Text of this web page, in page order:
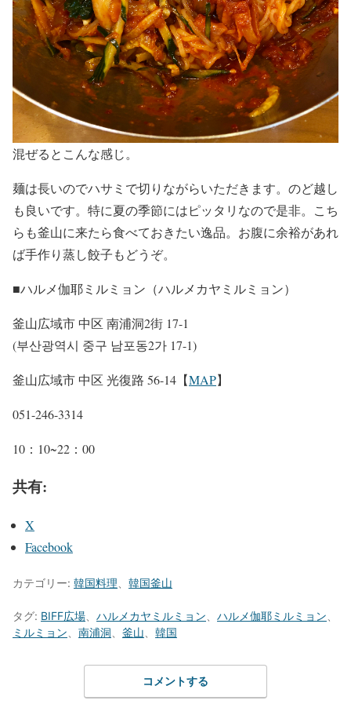
混ぜるとこんな感じ。
麺は長いのでハサミで切りながらいただきます。のど越し
も良いです。特に夏の季節にはピッタリなので是非。こち
らも釜山に来たら食べておきたい逸品。お腹に余裕があれ
ば手作り蒸し餃子もどうぞ。
■ハルメ伽耶ミルミョン（ハルメカヤミルミョン）
釜山広域市 中区 南浦洞2街 17-1
(부산광역시 중구 남포동2가 17-1)
釜山広域市 中区 光復路 56-14【MAP】
051-246-3314
10：10~22：00
共有:
X
Facebook
カテゴリー: 韓国料理 韓国釜山
タグ: BIFF広場 ハルメカヤミルミョン ハルメ伽耶ミルミョン
ミルミョン
南浦洞 釜山 韓国
コメントする